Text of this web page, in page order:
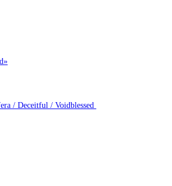
/ Deceitful / Voidblessed